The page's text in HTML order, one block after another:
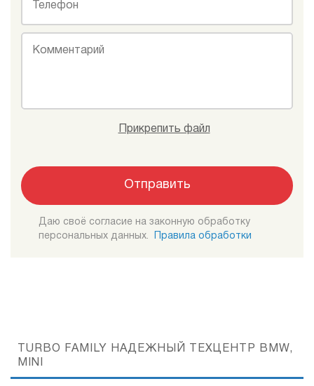
Телефон
Комментарий
Прикрепить файл
Отправить
Даю своё согласие на законную обработку
персональных данных.
Правила обработки
TURBO FAMILY НАДЕЖНЫЙ ТЕХЦЕНТР BMW,
MINI